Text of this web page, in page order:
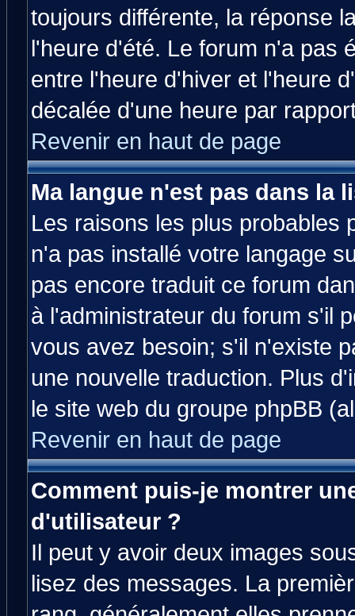
toujours différente, la réponse
l'heure d'été. Le forum n'a pas
entre l'heure d'hiver et l'heure
décalée d'une heure par
Revenir en haut de page
Ma langue n'est pas dans la
Les raisons les plus probables
n'a pas installé votre langage
pas encore traduit ce forum
à l'administrateur du forum s'il
vous avez besoin; s'il n'existe
une nouvelle traduction. Plus
le site web du groupe phpBB
Revenir en haut de page
Comment puis-je montrer
d'utilisateur ?
Il peut y avoir deux images
lisez des messages. La